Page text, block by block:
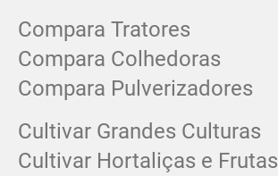
Compara Tratores
Compara Colhedoras
Compara Pulverizadores
Cultivar Grandes Culturas
Cultivar Hortaliças e Frutas